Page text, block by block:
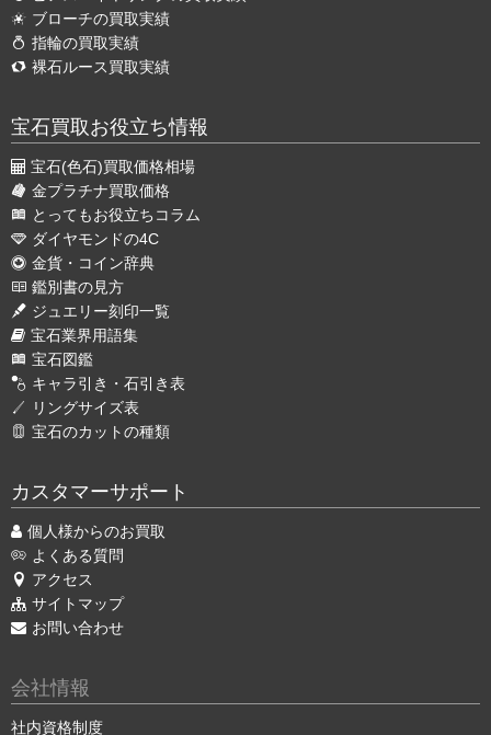
ブローチの買取実績
指輪の買取実績
裸石ルース買取実績
宝石買取お役立ち情報
宝石(色石)買取価格相場
金プラチナ買取価格
とってもお役立ちコラム
ダイヤモンドの4C
金貨・コイン辞典
鑑別書の見方
ジュエリー刻印一覧
宝石業界用語集
宝石図鑑
キャラ引き・石引き表
リングサイズ表
宝石のカットの種類
カスタマーサポート
個人様からのお買取
よくある質問
アクセス
サイトマップ
お問い合わせ
会社情報
社内資格制度